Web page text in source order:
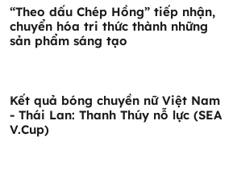
“Theo dấu Chép Hồng” tiếp nhận,
chuyển hóa tri thức thành những
sản phẩm sáng tạo
Kết quả bóng chuyền nữ Việt Nam
- Thái Lan: Thanh Thúy nỗ lực (SEA
V.Cup)